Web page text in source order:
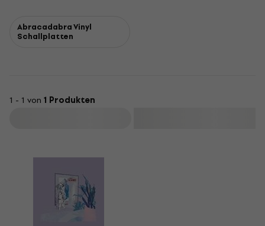
Abracadabra Vinyl
Schallplatten
1 - 1 von 1 Produkten